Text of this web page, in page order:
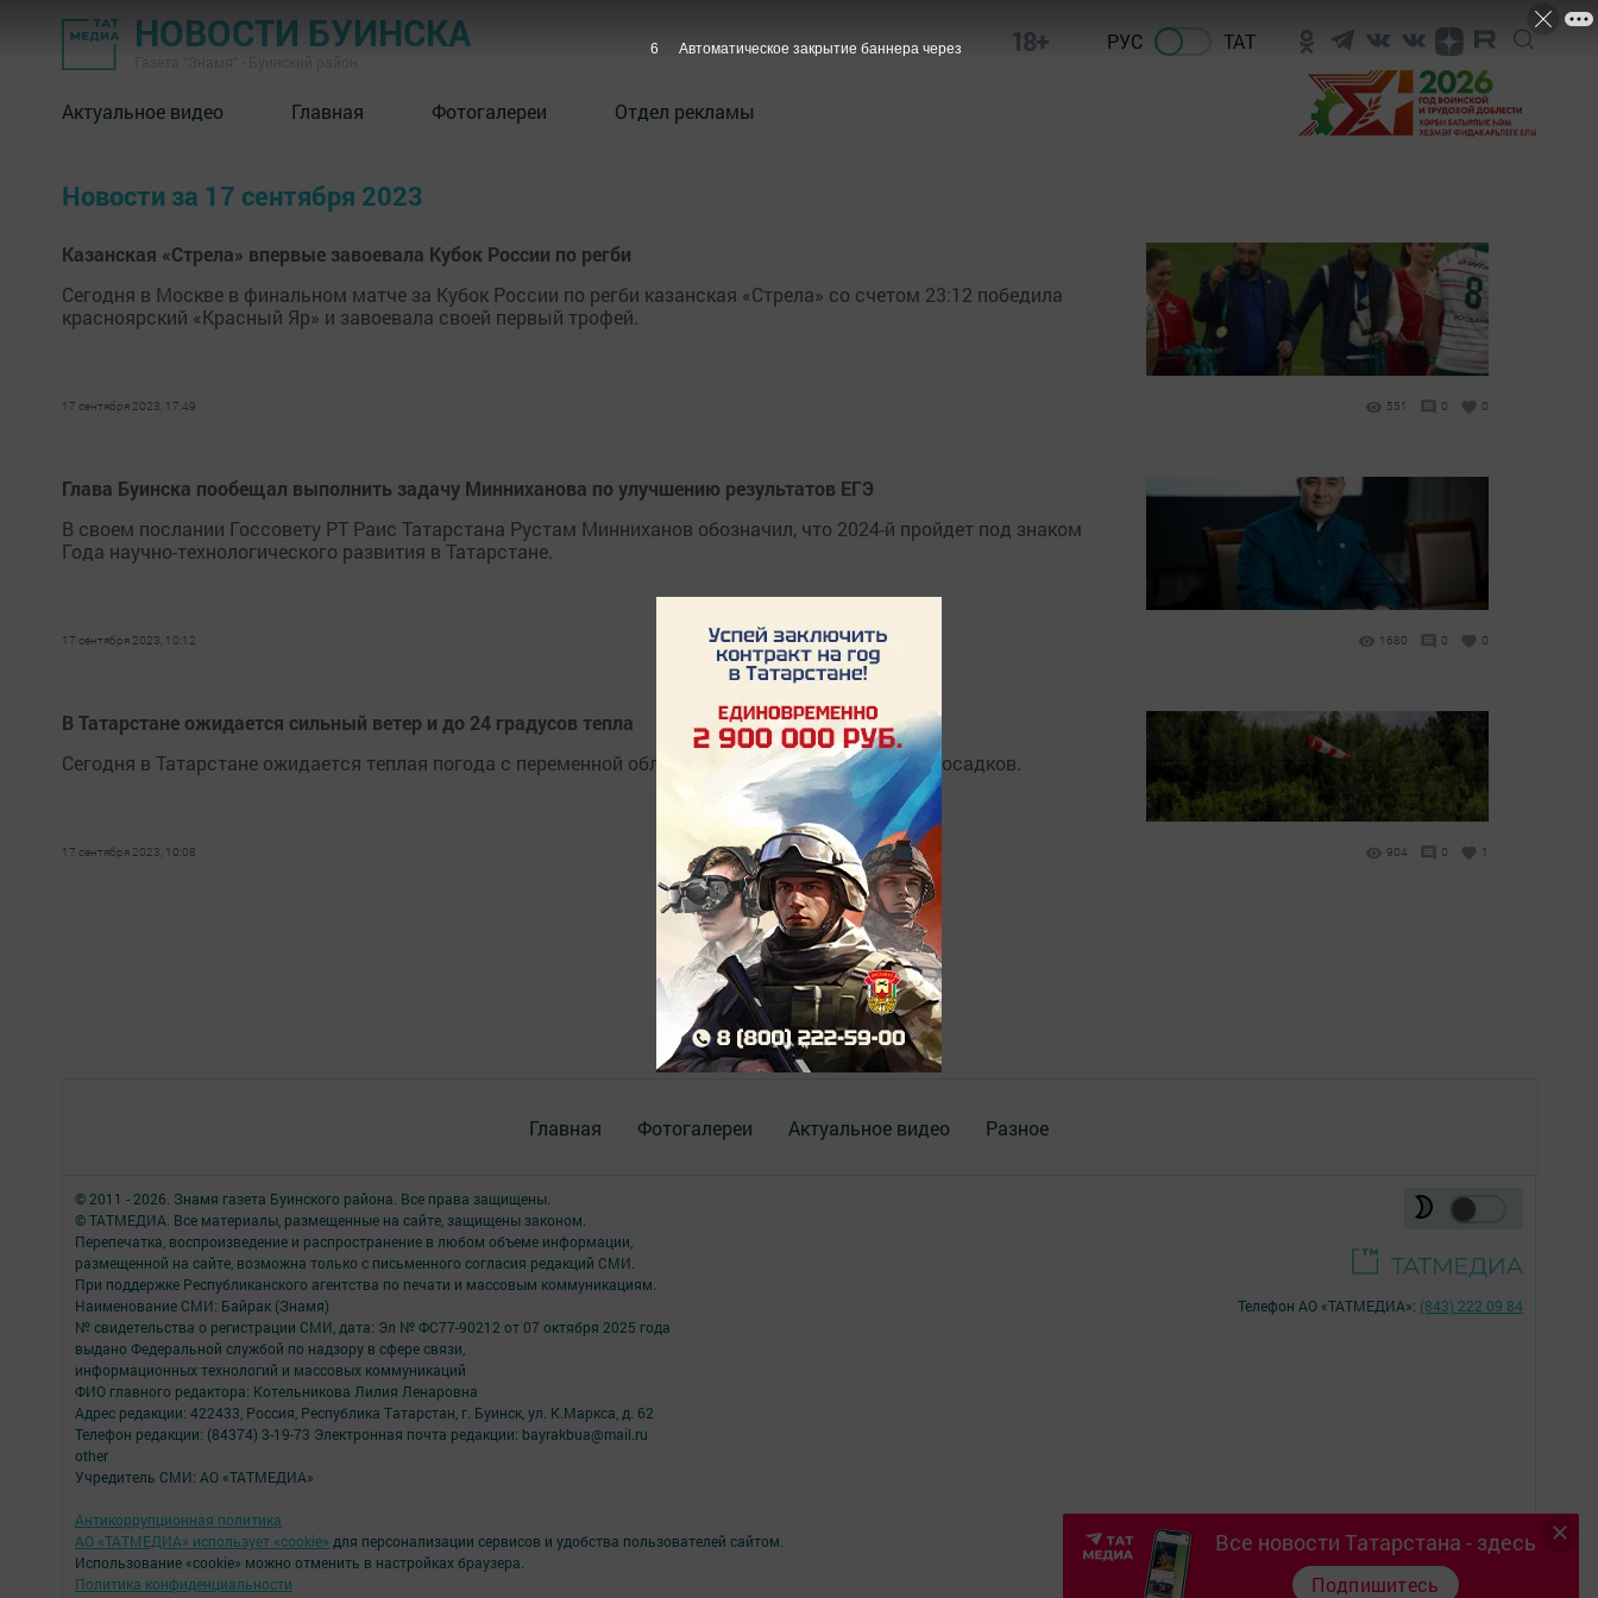
НОВОСТИ БУИНСКА 18+ РУС ТАТ
Актуальное видео Главная Фотогалереи Отдел рекламы
Новости за 17 сентября 2023
Казанская «Стрела» впервые завоевала Кубок России по регби
Сегодня в Москве в финальном матче за Кубок России по регби казанская «Стрела» со счетом 23:12 победила
красноярский «Красный Яр» и завоевала своей первый трофей.
17 сентября 2023, 17:49 551 0 0
Глава Буинска пообещал выполнить задачу Минниханова по улучшению результатов ЕГЭ
В своем послании Госсовету РТ Раис Татарстана Рустам Минниханов обозначил, что 2024-й пройдет под знаком
Года научно-технологического развития в Татарстане.
17 сентября 2023, 10:12 1680 0 0
В Татарстане ожидается сильный ветер и до 24 градусов тепла
Сегодня в Татарстане ожидается теплая погода с переменной облачностью и без существенных осадков.
17 сентября 2023, 10:08 904 0 1
Главная Фотогалереи Актуальное видео Разное
Все новости Татарстана - здесь
Подпишитесь
© 2011 - 2026. Знамя газета Буинского района. Все права защищены.
© ТАТМЕДИА. Все материалы, размещенные на сайте, защищены законом.
Перепечатка, воспроизведение и распространение в любом объеме информации,
размещенной на сайте, возможна только с письменного согласия редакций СМИ.
При поддержке Республиканского агентства по печати и массовым коммуникациям.
Наименование СМИ: Байрак (Знамя)
№ свидетельства о регистрации СМИ, дата: Эл № ФС77-90212 от 07 октября 2025 года
выдано Федеральной службой по надзору в сфере связи,
информационных технологий и массовых коммуникаций
ФИО главного редактора: Котельникова Лилия Ленаровна
Адрес редакции: 422433, Россия, Республика Татарстан, г. Буинск, ул. К.Маркса, д. 62
Телефон редакции: (84374) 3-19-73 Электронная почта редакции: bayrakbua@mail.ru
other
Учредитель СМИ: АО «ТАТМЕДИА»
Антикоррупционная политика
АО «ТАТМЕДИА» использует «cookie» для персонализации сервисов и удобства пользователей сайтом.
Использование «cookie» можно отменить в настройках браузера.
Политика конфиденциальности
Телефон АО «ТАТМЕДИА»: (843) 222 09 84
18+
6 Автоматическое закрытие баннера через